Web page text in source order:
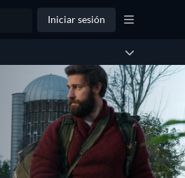
Iniciar sesión